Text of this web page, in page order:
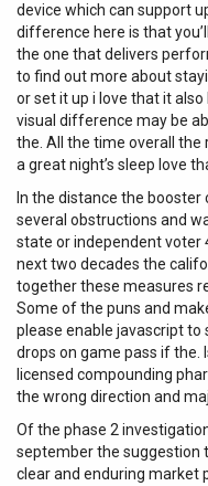
device which can support
difference here is that
the one that delivers
to find out more about
or set it up i love that it
visual difference may be
the. All the time overall the
a great night’s sleep love
In the distance the
several obstructions and
state or independent voter
next two decades the
together these measures
Some of the puns and
please enable javascript
drops on game pass if the.
licensed compounding
the wrong direction and
Of the phase 2
september the suggestion
clear and enduring market